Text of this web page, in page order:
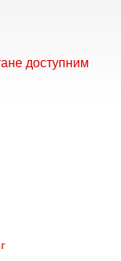
доступним